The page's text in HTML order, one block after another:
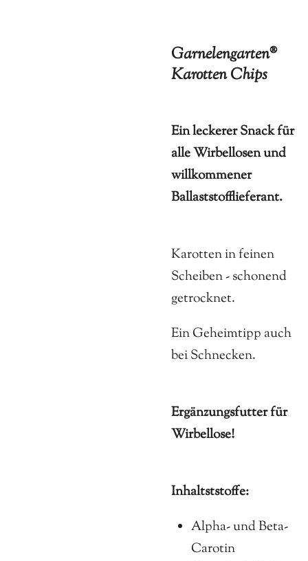
Garnelengarten®
Karotten Chips
Ein leckerer Snack für
alle Wirbellosen und
willkommener
Ballaststofflieferant.
Karotten in feinen
Scheiben - schonend
getrocknet.
Ein Geheimtipp auch
bei Schnecken.
Ergänzungsfutter für
Wirbellose!
Inhaltststoffe:
Alpha- und Beta-
Carotin